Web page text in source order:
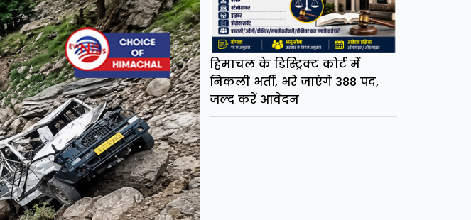
हिमाचल के डिस्ट्रिक्ट कोर्ट में
निकली भर्ती, भरे जाएंगे 388 पद,
जल्द करें आवेदन